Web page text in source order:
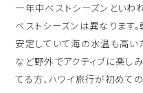
一年中ベストシーズンといわ
ベストシーズンは異なります
安定していて海の水温も高い
など野外でアクティブに楽し
てる方、ハワイ旅行が初めて